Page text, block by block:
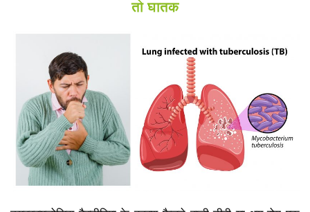
तो घातक